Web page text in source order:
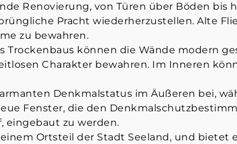
Renovierung, von Türen über Böden bis
Pracht wiederherzustellen. Alte
zu bewahren.
Trockenbaus können die Wände modern
Charakter bewahren. Im Inneren
Denkmalstatus im Äußeren bei,
Fenster, die den
eingebaut zu werden.
Ortsteil der Stadt Seeland, und bietet